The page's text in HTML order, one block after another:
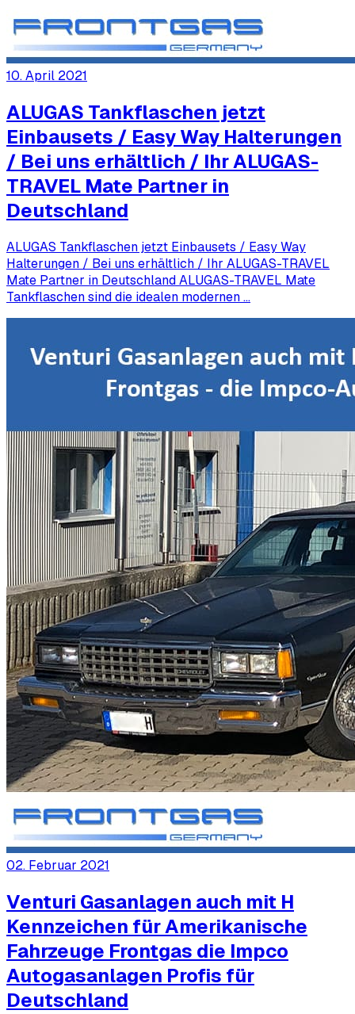
10. April 2021
ALUGAS Tankflaschen jetzt
Einbausets / Easy Way Halterungen
/ Bei uns erhältlich / Ihr ALUGAS-
TRAVEL Mate Partner in
Deutschland
ALUGAS Tankflaschen jetzt Einbausets / Easy Way
Halterungen / Bei uns erhältlich / Ihr ALUGAS-TRAVEL
Mate Partner in Deutschland ALUGAS-TRAVEL Mate
Tankflaschen sind die idealen modernen …
02. Februar 2021
Venturi Gasanlagen auch mit H
Kennzeichen für Amerikanische
Fahrzeuge Frontgas die Impco
Autogasanlagen Profis für
Deutschland